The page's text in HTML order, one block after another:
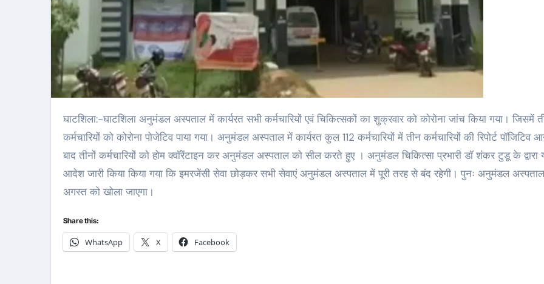
घाटशिला:-घाटशिला अनुमंडल अस्पताल में कार्यरत सभी कर्मचारियों एवं चिकित्सकों का शुक्रवार को कोरोना जांच किया गया। जिसमें तीन
कर्मचारियों को कोरोना पोजेटिव पाया गया। अनुमंडल अस्पताल में कार्यरत कुल 112 कर्मचारियों में तीन कर्मचारियों की रिपोर्ट पॉजिटिव
बाद तीनों कर्मचारियों को होम क्वॉरेंटाइन कर अनुमंडल अस्पताल को सील करते हुए । अनुमंडल चिकित्सा प्रभारी डॉ शंकर टुडू के द्वारा
आदेश जारी किया किया गया कि इमरजेंसी सेवा छोड़कर सभी सेवाएं अनुमंडल अस्पताल में पूरी तरह से बंद रहेगी। पुनः अनुमंडल
अगस्त को खोला जाएगा।
Share this:
WhatsApp X Facebook